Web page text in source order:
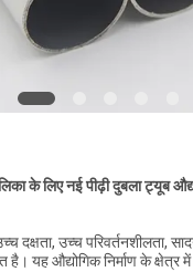
के लिए नई पीढ़ी दुबला ट्यूब
दक्षता, उच्च परिवर्तनशीलता,
है। यह औद्योगिक निर्माण के क्षेत्र